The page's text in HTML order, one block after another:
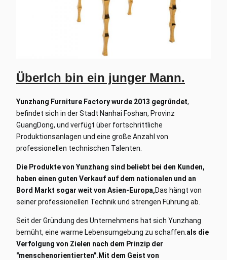
ÜberIch bin ein junger Mann.
Yunzhang Furniture Factory wurde 2013 gegründet,
befindet sich in der Stadt Nanhai Foshan, Provinz
GuangDong, und verfügt über fortschrittliche
Produktionsanlagen und eine große Anzahl von
professionellen technischen Talenten.
Die Produkte von Yunzhang sind beliebt bei den Kunden,
haben einen guten Verkauf auf dem nationalen und an
Bord Markt sogar weit von Asien-Europa,Das hängt von
seiner professionellen Technik und strengen Führung ab.
Seit der Gründung des Unternehmens hat sich Yunzhang
bemüht, eine warme Lebensumgebung zu schaffen. als die
Verfolgung von Zielen nach dem Prinzip der
"menschenorientierten". Mit dem Geist von